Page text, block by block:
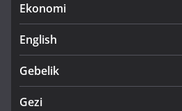
Ekonomi
English
Gebelik
Gezi